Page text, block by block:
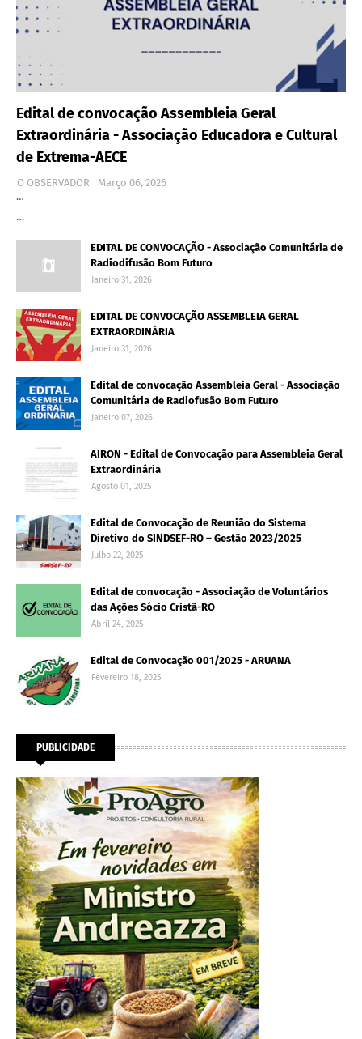
Edital de convocação Assembleia Geral
Extraordinária - Associação Educadora e Cultural
de Extrema-AECE
O OBSERVADOR
Março 06, 2026
…
…
EDITAL DE CONVOCAÇÃO - Associação Comunitária de
Radiodifusão Bom Futuro
Janeiro 31, 2026
EDITAL DE CONVOCAÇÃO ASSEMBLEIA GERAL
EXTRAORDINÁRIA
Janeiro 31, 2026
Edital de convocação Assembleia Geral - Associação
Comunitária de Radiofusão Bom Futuro
Janeiro 07, 2026
AIRON - Edital de Convocação para Assembleia Geral
Extraordinária
Agosto 01, 2025
Edital de Convocação de Reunião do Sistema
Diretivo do SINDSEF-RO – Gestão 2023/2025
Julho 22, 2025
Edital de convocação - Associação de Voluntários
das Ações Sócio Cristã-RO
Abril 24, 2025
Edital de Convocação 001/2025 - ARUANA
Fevereiro 18, 2025
PUBLICIDADE